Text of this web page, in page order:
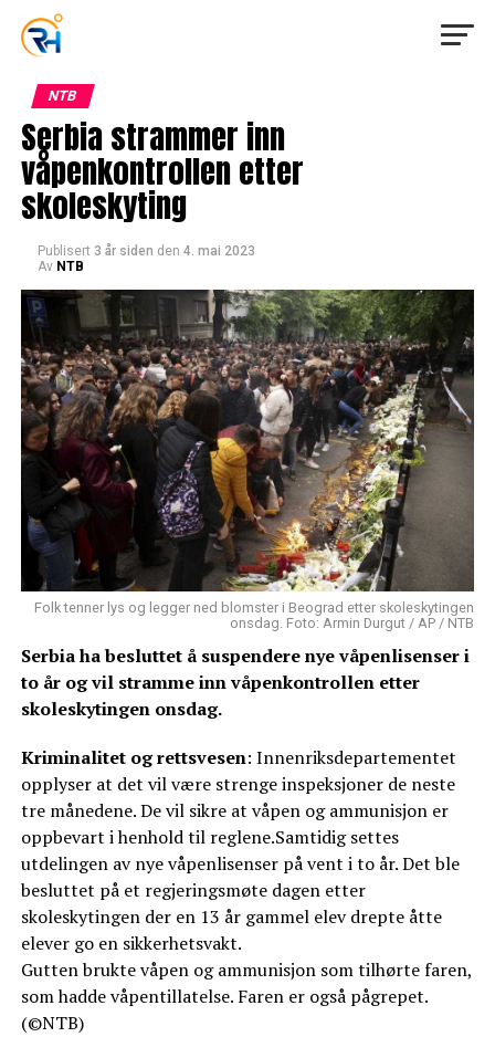
NTB
Serbia strammer inn
våpenkontrollen etter
skoleskyting
Publisert 3 år siden den 4. mai 2023
Av NTB
Folk tenner lys og legger ned blomster i Beograd etter skoleskytingen
onsdag. Foto: Armin Durgut / AP / NTB
Serbia ha besluttet å suspendere nye våpenlisenser i
to år og vil stramme inn våpenkontrollen etter
skoleskytingen onsdag.
Kriminalitet og rettsvesen: Innenriksdepartementet
opplyser at det vil være strenge inspeksjoner de neste
tre månedene. De vil sikre at våpen og ammunisjon er
oppbevart i henhold til reglene.Samtidig settes
utdelingen av nye våpenlisenser på vent i to år. Det ble
besluttet på et regjeringsmøte dagen etter
skoleskytingen der en 13 år gammel elev drepte åtte
elever go en sikkerhetsvakt.
Gutten brukte våpen og ammunisjon som tilhørte faren,
som hadde våpentillatelse. Faren er også pågrepet.
(©NTB)